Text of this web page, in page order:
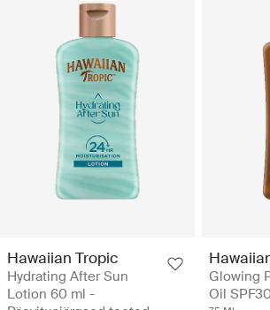
Hawaiian Tropic
Hydrating After Sun
Lotion 60 ml -
Glowing
Oil